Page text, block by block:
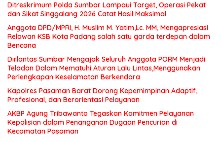
Ditreskrimum Polda Sumbar Lampaui Target, Operasi Pekat
dan Sikat Singgalang 2026 Catat Hasil Maksimal
Anggota DPD/MPRI, H. Muslim M. Yatim,Lc. MM, Mengapresiasi
Relawan KSB Kota Padang salah satu garda terdepan dalam
Bencana
Dirlantas Sumbar Mengajak Seluruh Anggota PORM Menjadi
Teladan Dalam Mematuhi Aturan Lalu Lintas,Menggunakan
Perlengkapan Keselamatan Berkendara
Kapolres Pasaman Barat Dorong Kepemimpinan Adaptif,
Profesional, dan Berorientasi Pelayanan
AKBP Agung Tribawanto Tegaskan Komitmen Pelayanan
Kepolisian dalam Penanganan Dugaan Pencurian di
Kecamatan Pasaman